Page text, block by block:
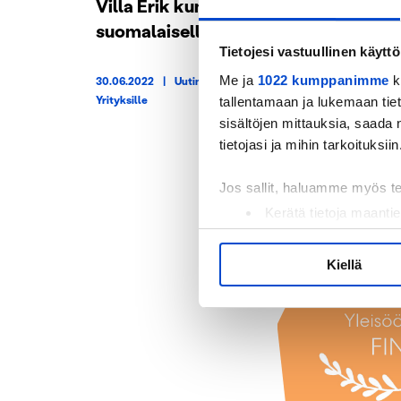
Tietojesi vastuullinen käyttö
Me ja 1022 kumppanimme
tallentamaan ja lukemaan
sisältöjen mittauksia, saada
tietojasi ja mihin tarkoituksiin.
Jos sallit, haluamme myös
Kerätä tietoja
Tunnistaa laitteesi
Lue lisää siitä, miten
suostumustasi tai peruuttaa
Käytämme evästeitä
ja kävijämäärämme
kumppaneillemme tietoja
olet antanut heille tai joita
Kiellä
Villa Erik kunnianosoitus suurelle
suomalaiselle urheiluvaikuttajalle
30.06.2022 | Uutinen Vastuullisuus, Yleinen,
Yrityksille